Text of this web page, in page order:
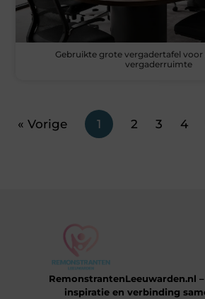
Gebruikte grote vergadertafel voor
vergaderruimte
« Vorige 1 2 3 4
RemonstrantenLeeuwarden.nl
inspiratie en verbinding